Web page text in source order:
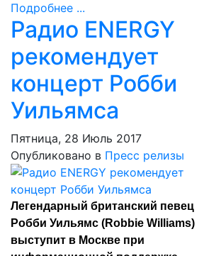
Подробнее ...
Радио ENERGY
рекомендует
концерт Робби
Уильямса
Пятница, 28 Июль 2017
Опубликовано в Пресс релизы
Легендарный британский певец
Робби Уильямс (Robbie Williams)
выступит в Москве при